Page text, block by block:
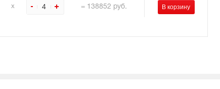
х 4 = 138852 руб.